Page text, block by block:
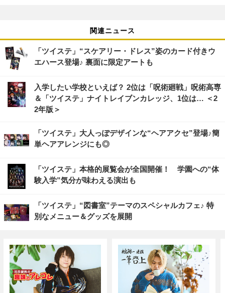
関連ニュース
「ツイステ」“スケアリー・ドレス”姿のカード付きウ
エハース登場♪ 裏面に限定アートも
入学したい学校といえば？ 2位は「呪術廻戦」呪術高専
＆「ツイステ」ナイトレイブンカレッジ、1位は… ＜2
2年版＞
「ツイステ」大人っぽデザインな“ヘアアクセ”登場♪簡
単ヘアアレンジにも◎
「ツイステ」本格的展覧会が全国開催！ 学園への“体
験入学”気分が味わえる演出も
「ツイステ」“図書室”テーマのスペシャルカフェ♪ 特
別なメニュー＆グッズを展開